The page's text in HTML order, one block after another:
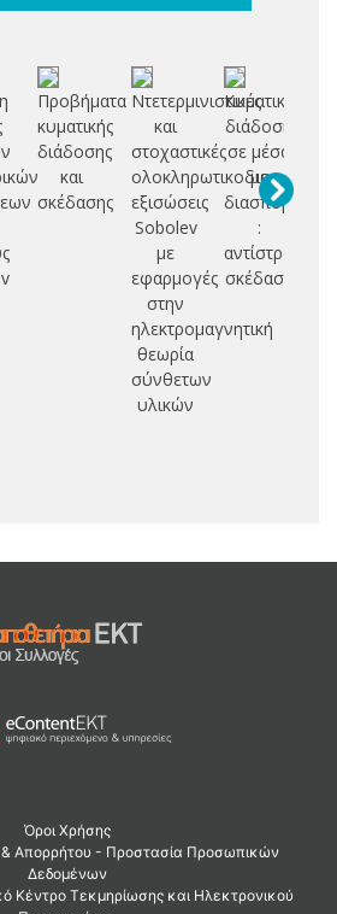
Προβήματα
κυματικής
διάδοσης
και
σκέδασης
Ντετερμινιστικές
και
στοχαστικές
ολοκληρωτικοδιαφορικές
εξισώσεις
Sobolev
με
εφαρμογές
στην
ηλεκτρομαγνητική
θεωρία
σύνθετων
υλικών
Κυματική
διάδοση
σε μέσα
με
διασπορά
:
αντίστροφη
σκέδαση